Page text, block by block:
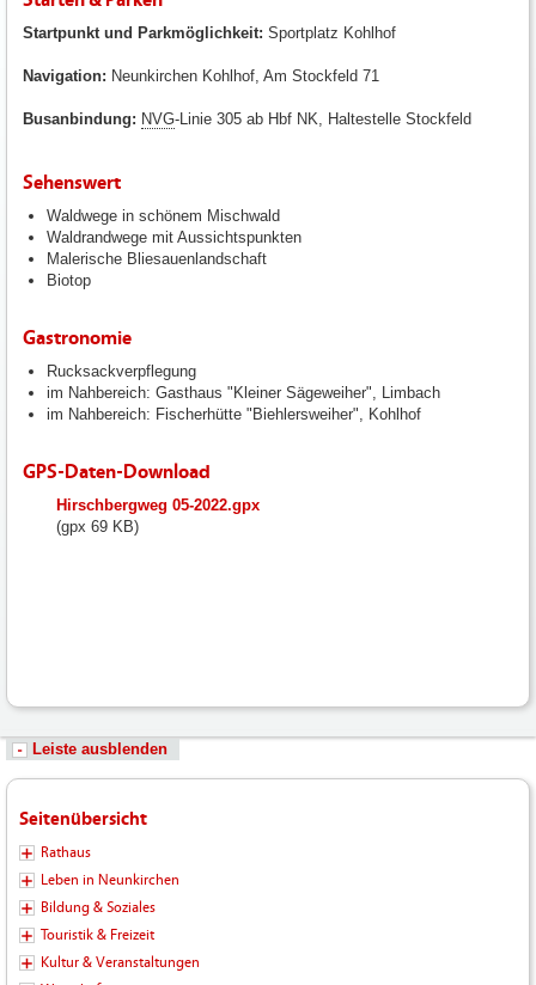
Startpunkt und Parkmöglichkeit: Sportplatz Kohlhof
Navigation: Neunkirchen Kohlhof, Am Stockfeld 71
Busanbindung: NVG-Linie 305 ab Hbf NK, Haltestelle Stockfeld
Sehenswert
Waldwege in schönem Mischwald
Waldrandwege mit Aussichtspunkten
Malerische Bliesauenlandschaft
Biotop
Gastronomie
Rucksackverpflegung
im Nahbereich: Gasthaus "Kleiner Sägeweiher", Limbach
im Nahbereich: Fischerhütte "Biehlersweiher", Kohlhof
GPS-Daten-Download
fileadmin/user_upload/neunkirchen/10_Dateien-
Hochladen/102_Dateien-
Hirschbergweg 05-2022.gpx
(gpx 69 KB)
Leiste ausblenden
Seitenübersicht
Rathaus
Leben in Neunkirchen
Bildung & Soziales
Touristik & Freizeit
Kultur & Veranstaltungen